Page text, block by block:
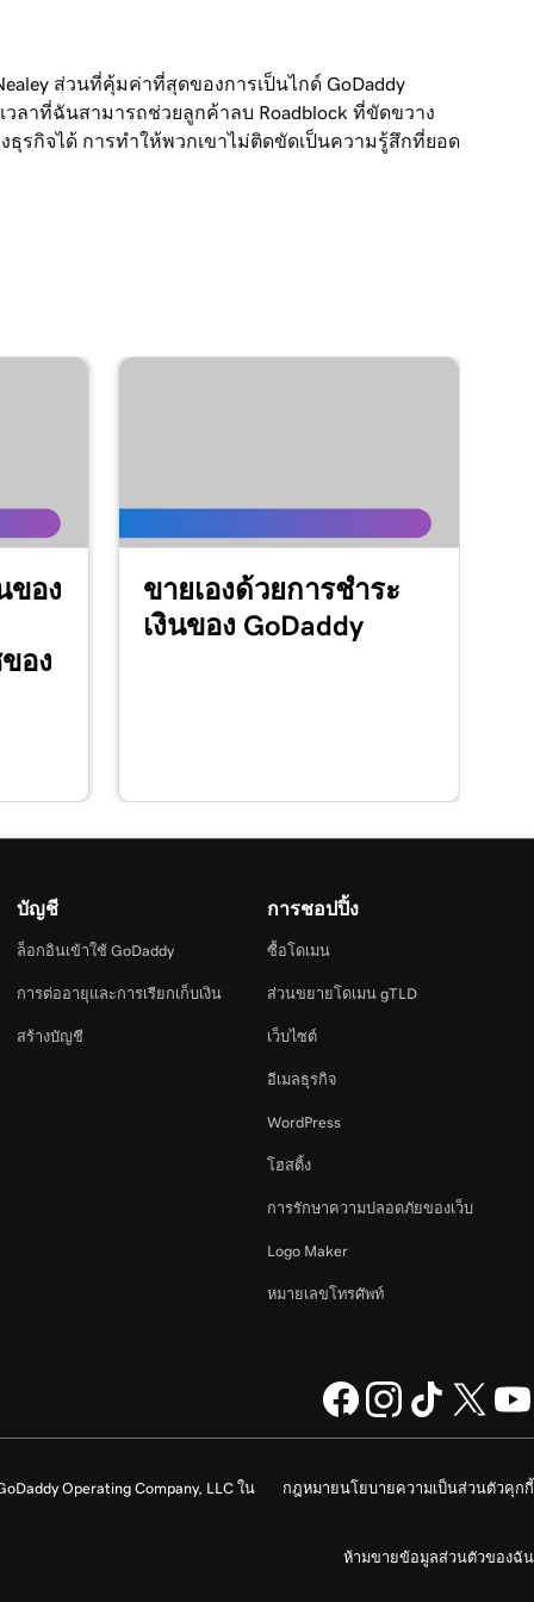
ส่วนที่คุ้มค่าที่สุดของการเป็นไกด์ GoDaddy
วลาที่ฉันสามารถช่วยลูกค้าลบ Roadblock ที่ขัดขวาง
ธุรกิจได้ การทำให้พวกเขาไม่ติดขัดเป็นความรู้สึกที่ยอด
ของ
อง
ขายเองด้วยการชำระ
เงินของ GoDaddy
บัญชี
ล็อกอินเข้าใช้ GoDaddy
การต่ออายุและการเรียกเก็บเงิน
สร้างบัญชี
การชอปปิ้ง
ซื้อโดเมน
ส่วนขยายโดเมน gTLD
เว็บไซต์
อีเมลธุรกิจ
WordPress
โฮสติ้ง
การรักษาความปลอดภัยของเว็บ
Logo Maker
หมายเลขโทรศัพท์
กฎหมายนโยบายความเป็นส่วนตัวคุกกี้
ห้ามขายข้อมูลส่วนตัวของฉัน
Operating Company, LLC ใน